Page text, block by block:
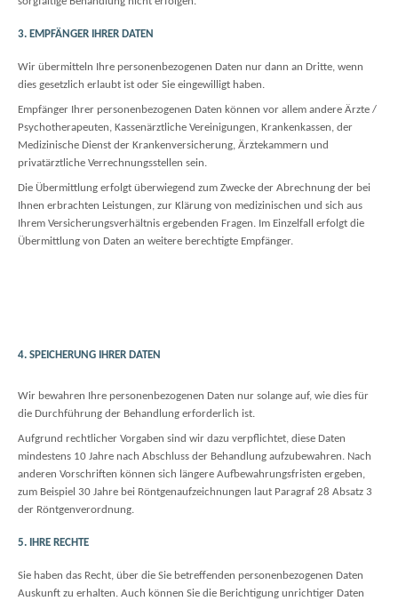
3. EMPFÄNGER IHRER DATEN
Wir übermitteln Ihre personenbezogenen Daten nur dann an Dritte, wenn
dies gesetzlich erlaubt ist oder Sie eingewilligt haben.
Empfänger Ihrer personenbezogenen Daten können vor allem andere Ärzte /
Psychotherapeuten, Kassenärztliche Vereinigungen, Krankenkassen, der
Medizinische Dienst der Krankenversicherung, Ärztekammern und
privatärztliche Verrechnungsstellen sein.
Die Übermittlung erfolgt überwiegend zum Zwecke der Abrechnung der bei
Ihnen erbrachten Leistungen, zur Klärung von medizinischen und sich aus
Ihrem Versicherungsverhältnis ergebenden Fragen. Im Einzelfall erfolgt die
Übermittlung von Daten an weitere berechtigte Empfänger.
4. SPEICHERUNG IHRER DATEN
Wir bewahren Ihre personenbezogenen Daten nur solange auf, wie dies für
die Durchführung der Behandlung erforderlich ist.
Aufgrund rechtlicher Vorgaben sind wir dazu verpflichtet, diese Daten
mindestens 10 Jahre nach Abschluss der Behandlung aufzubewahren. Nach
anderen Vorschriften können sich längere Aufbewahrungsfristen ergeben,
zum Beispiel 30 Jahre bei Röntgenaufzeichnungen laut Paragraf 28 Absatz 3
der Röntgenverordnung.
5. IHRE RECHTE
Sie haben das Recht, über die Sie betreffenden personenbezogenen Daten
Auskunft zu erhalten. Auch können Sie die Berichtigung unrichtiger Daten